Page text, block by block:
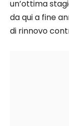
un’ottima
da qui a fine
di rinnovo